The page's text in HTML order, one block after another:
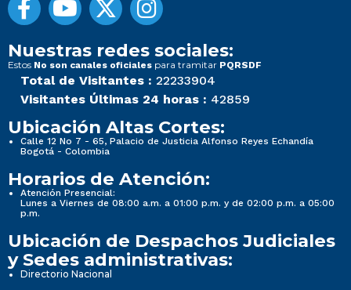
Nuestras redes sociales:
Estos No son canales oficiales para tramitar PQRSDF
Total de Visitantes : 22233904
Visitantes Últimas 24 horas : 42859
Ubicación Altas Cortes:
Calle 12 No 7 - 65, Palacio de Justicia Alfonso Reyes Echandía
Bogotá - Colombia
Horarios de Atención:
Atención Presencial:
Lunes a Viernes de 08:00 a.m. a 01:00 p.m. y de 02:00 p.m. a 05:00
p.m.
Ubicación de Despachos Judiciales
y Sedes administrativas:
Directorio Nacional